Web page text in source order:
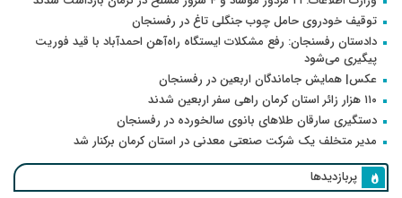
توقیف خودروی حامل چوب جنگلی تاغ در رفسنجان
دادستان رفسنجان: رفع مشکلات ایستگاه راه‌آهن احمدآباد با قید فوریت
پیگیری می‌شود
عکس| همایش جاماندگان اربعین در رفسنجان
۱۱۰ هزار زائر استان کرمان راهی سفر اربعین شدند
دستگیری سارقان طلاهای بانوی سالخورده در رفسنجان
مدیر متخلف یک شرکت صنعتی معدنی در استان کرمان برکنار شد
پربازدیدها